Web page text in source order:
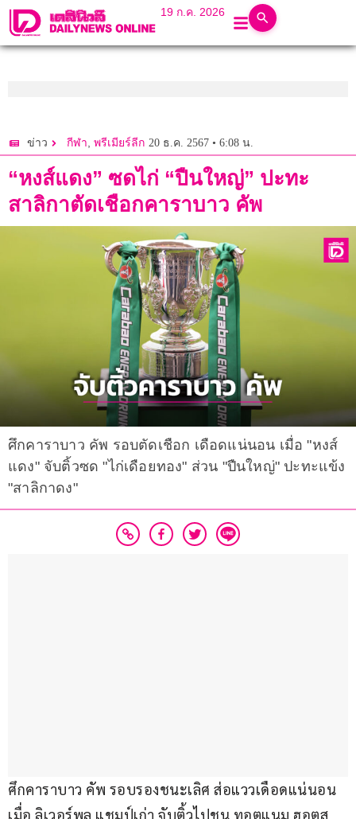
19 ก.ค. 2026
ข่าว กีฬา, พรีเมียร์ลีก 20 ธ.ค. 2567 • 6:08 น.
“หงส์แดง” ซดไก่ “ปืนใหญ่” ปะทะ
สาลิกาตัดเชือกคาราบาว คัพ
ศึกคาราบาว คัพ รอบตัดเชือก เดือดแน่นอน เมื่อ "หงส์
แดง" จับติ้วซด "ไก่เดือยทอง" ส่วน "ปืนใหญ่" ปะทะแข้ง
"สาลิกาดง"
ศึกคาราบาว คัพ รอบรองชนะเลิศ ส่อแววเดือดแน่นอน
เมื่อ ลิเวอร์พูล แชมป์เก่า จับติ้วไปชน ทอตแนม ฮอตส